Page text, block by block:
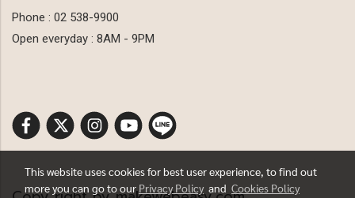
Phone : 02 538-9900
Open everyday : 8AM - 9PM
This website uses cookies for best user experience, to find out
more you can go to ourPrivacy Policy and Cookies Policy